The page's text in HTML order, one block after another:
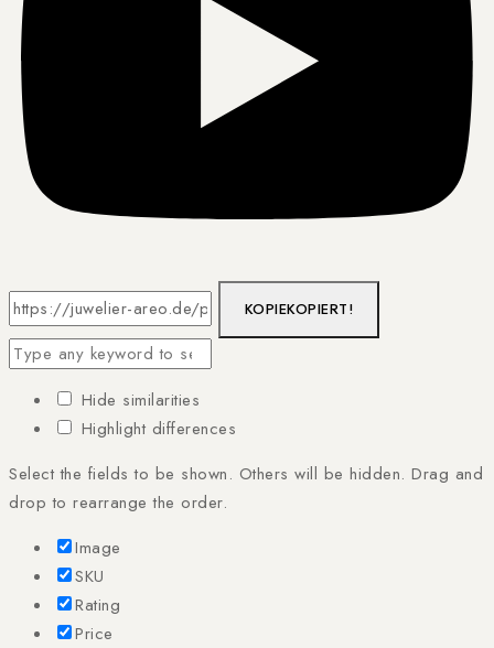
KOPIEKOPIERT!
Hide similarities
Highlight differences
Select the fields to be shown. Others will be hidden. Drag and
drop to rearrange the order.
Image
SKU
Rating
Price